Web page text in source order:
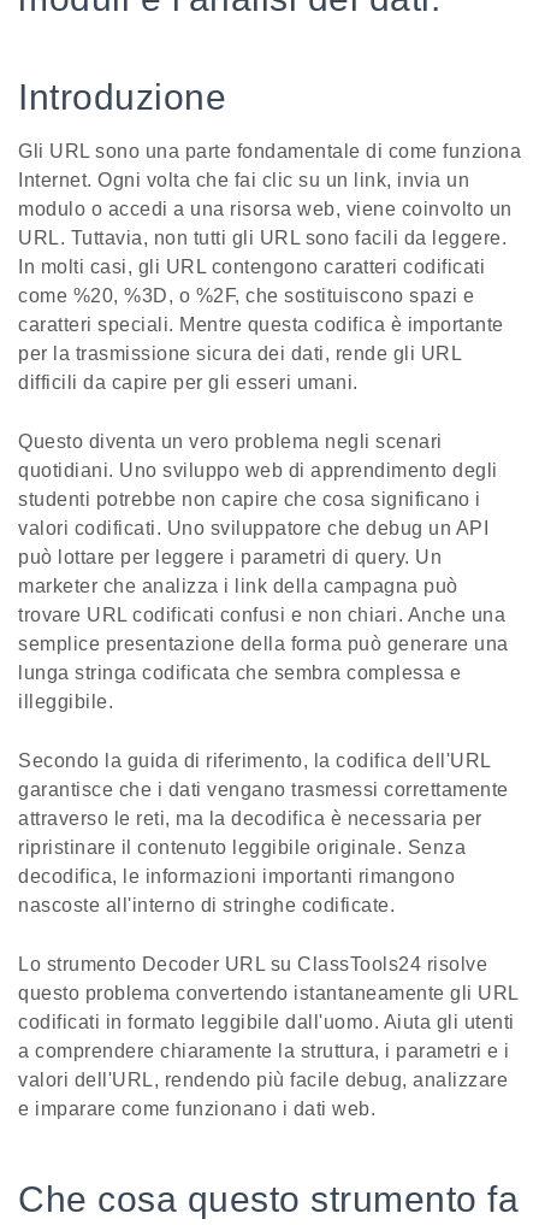
Introduzione
Gli URL sono una parte fondamentale di come funziona
Internet. Ogni volta che fai clic su un link, invia un
modulo o accedi a una risorsa web, viene coinvolto un
URL. Tuttavia, non tutti gli URL sono facili da leggere.
In molti casi, gli URL contengono caratteri codificati
come %20, %3D, o %2F, che sostituiscono spazi e
caratteri speciali. Mentre questa codifica è importante
per la trasmissione sicura dei dati, rende gli URL
difficili da capire per gli esseri umani.
Questo diventa un vero problema negli scenari
quotidiani. Uno sviluppo web di apprendimento degli
studenti potrebbe non capire che cosa significano i
valori codificati. Uno sviluppatore che debug un API
può lottare per leggere i parametri di query. Un
marketer che analizza i link della campagna può
trovare URL codificati confusi e non chiari. Anche una
semplice presentazione della forma può generare una
lunga stringa codificata che sembra complessa e
illeggibile.
Secondo la guida di riferimento, la codifica dell'URL
garantisce che i dati vengano trasmessi correttamente
attraverso le reti, ma la decodifica è necessaria per
ripristinare il contenuto leggibile originale. Senza
decodifica, le informazioni importanti rimangono
nascoste all'interno di stringhe codificate.
Lo strumento Decoder URL su ClassTools24 risolve
questo problema convertendo istantaneamente gli URL
codificati in formato leggibile dall'uomo. Aiuta gli utenti
a comprendere chiaramente la struttura, i parametri e i
valori dell'URL, rendendo più facile debug, analizzare
e imparare come funzionano i dati web.
Che cosa questo strumento fa